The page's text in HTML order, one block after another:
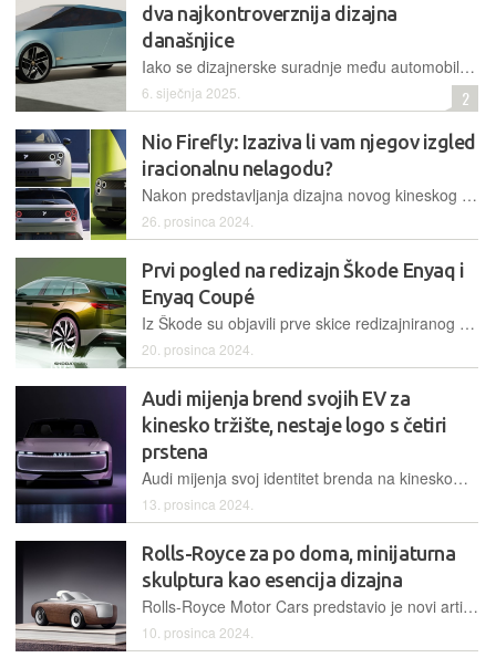
dva najkontroverznija dizajna
današnjice
Iako se dizajnerske suradnje među automobilskim markama događaju rijetko, jedan je londonski dizajnerski studio zamislio takvu suradnju između dva nespojiva partnera – Tesle i Jaguara
6. siječnja 2025. 2
Nio Firefly: Izaziva li vam njegov izgled
iracionalnu nelagodu?
Nakon predstavljanja dizajna novog kineskog cjenovno pristupačnog električnog automobila Firefly, neki su se požalili da im izgled i raspored njegovih svjetlosnih elemenata izaziva napad tripofobije
26. prosinca 2024.
Prvi pogled na redizajn Škode Enyaq i
Enyaq Coupé
Iz Škode su objavili prve skice redizajniranog električnog modela Enyaq, na kojima vidimo spoj novog dizajnerskog potpisa s aerodinamičnim rješenjima za bolji doseg u klasičnoj i coupé izvedbi
20. prosinca 2024.
Audi mijenja brend svojih EV za
kinesko tržište, nestaje logo s četiri
prstena
Audi mijenja svoj identitet brenda na kineskom tržištu. Na Šangajskom sajmu automobila tvrtka je predstavila svoj novi koncept koji uključuje natpis "AUDI" velikim slovima na rešetki, prtljažniku i središnjim kapicama kotača njihovog najnovijeg konceptnog EV automobila...
13. prosinca 2024.
Rolls-Royce za po doma, minijaturna
skulptura kao esencija dizajna
Rolls-Royce Motor Cars predstavio je novi artikl Cameo, malenu skulpturu zamišljenu kao kućni ukras, koja utjelovljuje glavne odrednice njihovog dizajna i tradicije. Cijena, pretpostavljate, nije baš mala
10. prosinca 2024.